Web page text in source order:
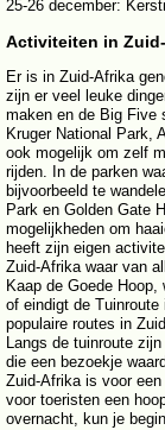
25-26 december:
Activiteiten in
Er is in Zuid-Afrika
zijn er veel leuke
maken en de Big Five
Kruger National Park,
ook mogelijk om zelf
rijden. In de parken
bijvoorbeeld te
Park en Golden Gate
mogelijkheden om
heeft zijn eigen
Zuid-Afrika waar van
Kaap de Goede
of eindigt de
populaire routes in
Langs de tuinroute
die een bezoekje
Zuid-Afrika is voor
voor toeristen een
overnacht, kun je